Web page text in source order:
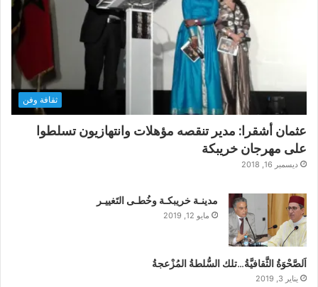
ثقافة وفن
عثمان أشقرا: مدير تنقصه مؤهلات وانتهازيون تسلطوا
على مهرجان خريبكة
ديسمبر 16, 2018
مدينـة خريبكـة وخُطـى التَغييـر
مايو 12, 2019
اَلصَّحْوَةُ الثَّقافيَّةُ…تلك السُّلطةُ المُزْعجةُ
يناير 3, 2019